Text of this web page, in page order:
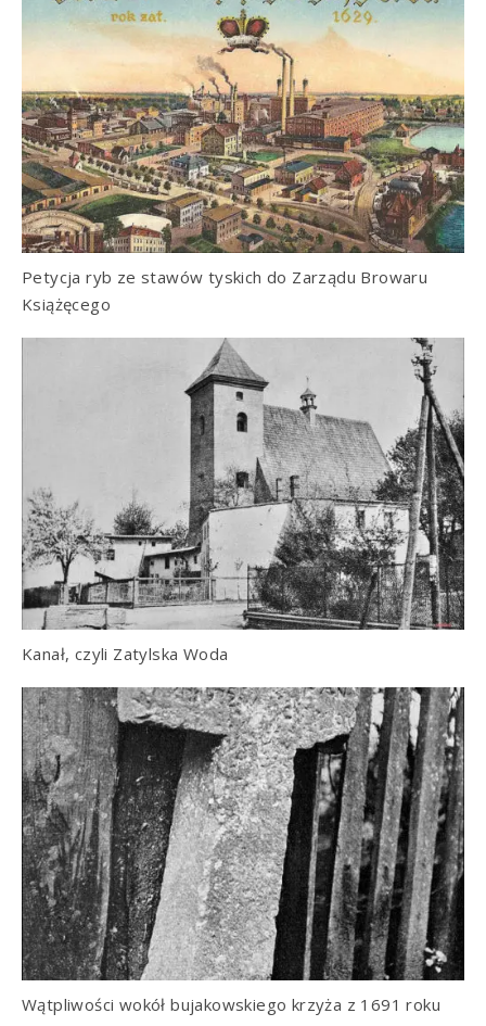
Petycja ryb ze stawów tyskich do Zarządu Browaru
Książęcego
Kanał, czyli Zatylska Woda
Wątpliwości wokół bujakowskiego krzyża z 1691 roku